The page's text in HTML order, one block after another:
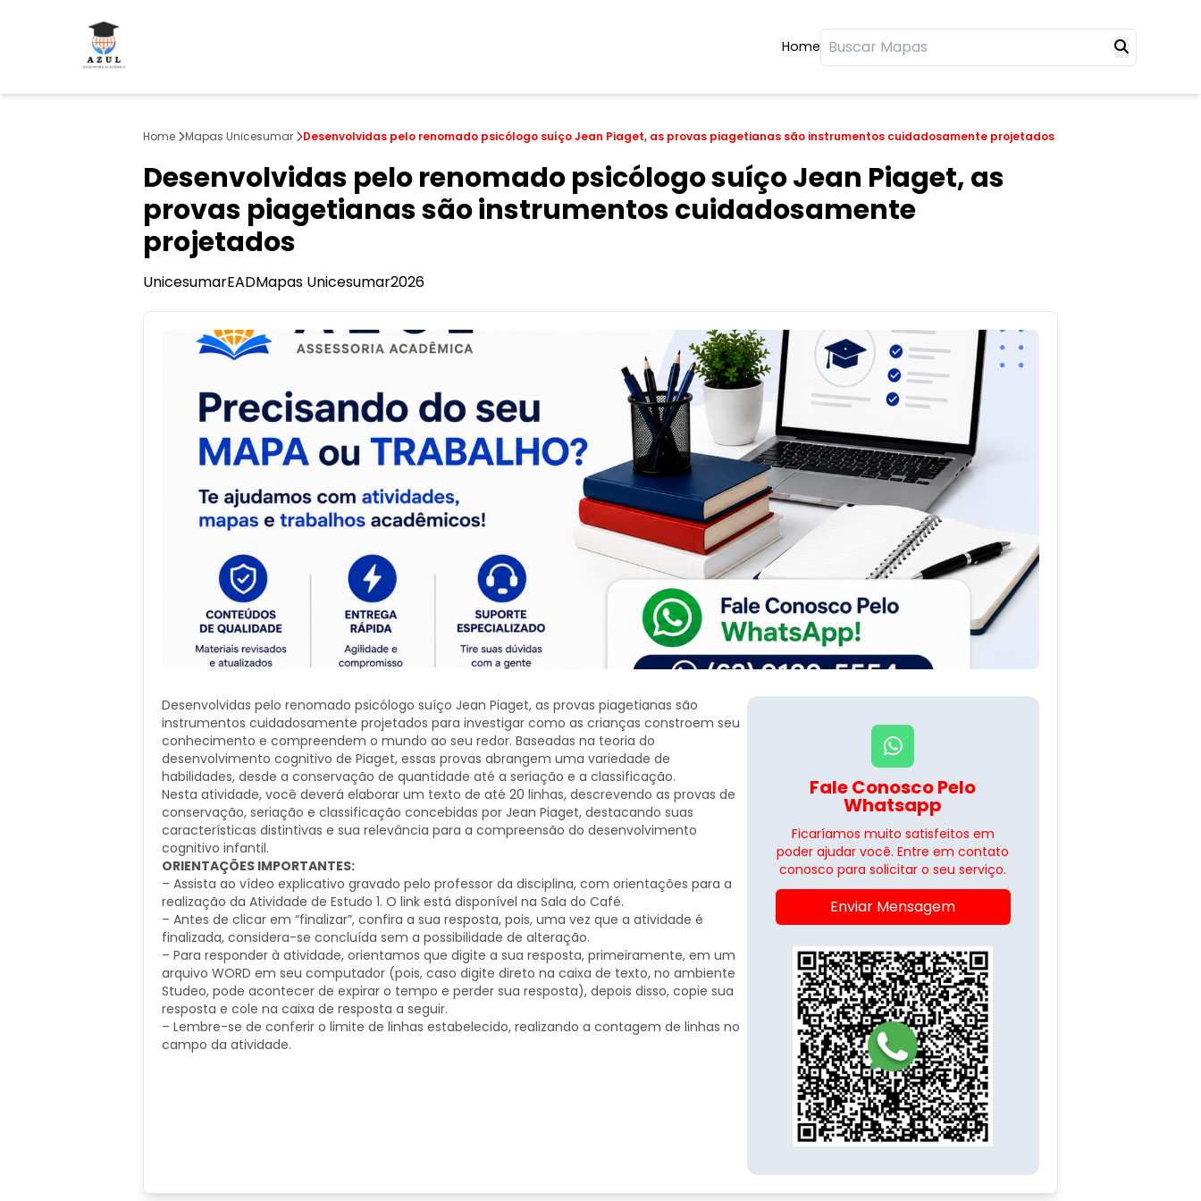
Home
Home Mapas Unicesumar Desenvolvidas pelo renomado psicólogo suíço Jean Piaget, as provas piagetianas são instrumentos cuidadosamente projetados
Desenvolvidas pelo renomado psicólogo suíço Jean Piaget, as
provas piagetianas são instrumentos cuidadosamente
projetados
UnicesumarEADMapas Unicesumar2026
Desenvolvidas pelo renomado psicólogo suíço Jean Piaget, as provas piagetianas são
instrumentos cuidadosamente projetados para investigar como as crianças constroem seu
conhecimento e compreendem o mundo ao seu redor. Baseadas na teoria do
desenvolvimento cognitivo de Piaget, essas provas abrangem uma variedade de
habilidades, desde a conservação de quantidade até a seriação e a classificação.
Nesta atividade, você deverá elaborar um texto de até 20 linhas, descrevendo as provas de
conservação, seriação e classificação concebidas por Jean Piaget, destacando suas
características distintivas e sua relevância para a compreensão do desenvolvimento
cognitivo infantil.
ORIENTAÇÕES IMPORTANTES:
– Assista ao vídeo explicativo gravado pelo professor da disciplina, com orientações para a
realização da Atividade de Estudo 1. O link está disponível na Sala do Café.
– Antes de clicar em “finalizar”, confira a sua resposta, pois, uma vez que a atividade é
finalizada, considera-se concluída sem a possibilidade de alteração.
– Para responder à atividade, orientamos que digite a sua resposta, primeiramente, em um
arquivo WORD em seu computador (pois, caso digite direto na caixa de texto, no ambiente
Studeo, pode acontecer de expirar o tempo e perder sua resposta), depois disso, copie sua
resposta e cole na caixa de resposta a seguir.
– Lembre-se de conferir o limite de linhas estabelecido, realizando a contagem de linhas no
campo da atividade.
Fale Conosco Pelo
Whatsapp
Ficaríamos muito satisfeitos em
poder ajudar você. Entre em contato
conosco para solicitar o seu serviço.
Enviar Mensagem